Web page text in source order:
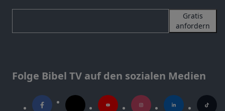
Gratis
anfordern
Folge Bibel TV auf den sozialen Medien